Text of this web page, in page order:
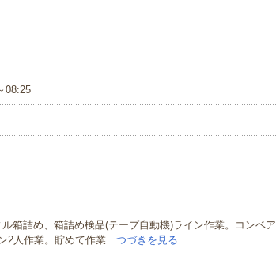
08:25
箱詰め、箱詰め検品(テープ自動機)ライン作業。コンベア
2人作業。貯めて作業…つづきを見る